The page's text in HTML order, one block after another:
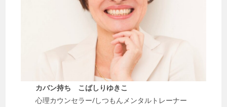
カバン持ち こばしりゆきこ
心理カウンセラー/しつもんメンタルトレーナー